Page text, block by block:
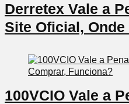
Derretex Vale a
Site Oficial,
100VCIO Vale a